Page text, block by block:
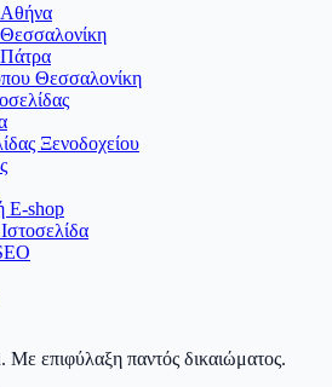
Θεσσαλονίκη
Ξενοδοχείου
E-shop
Με επιφύλαξη παντός δικαιώματος.